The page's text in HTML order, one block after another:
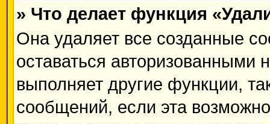
» Что делает функция
Она удаляет все созданные
оставаться авторизованными
выполняет другие функции,
сообщений, если эта